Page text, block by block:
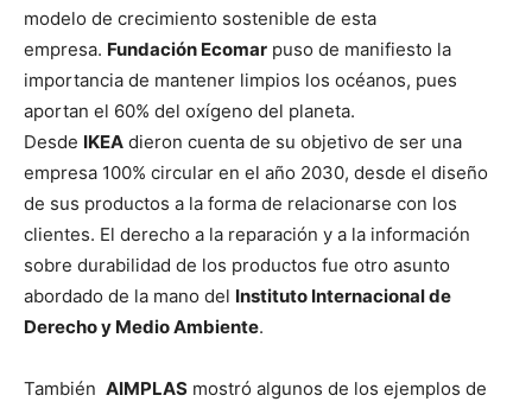
modelo de crecimiento sostenible de esta
empresa. Fundación Ecomar puso de manifiesto la
importancia de mantener limpios los océanos, pues
aportan el 60% del oxígeno del planeta.
Desde IKEA dieron cuenta de su objetivo de ser una
empresa 100% circular en el año 2030, desde el diseño
de sus productos a la forma de relacionarse con los
clientes. El derecho a la reparación y a la información
sobre durabilidad de los productos fue otro asunto
abordado de la mano del Instituto Internacional de
Derecho y Medio Ambiente.
También AIMPLAS mostró algunos de los ejemplos de